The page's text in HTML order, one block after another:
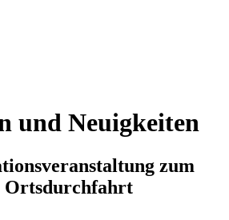
und Neuigkeiten
zum
Ortsdurchfahrt